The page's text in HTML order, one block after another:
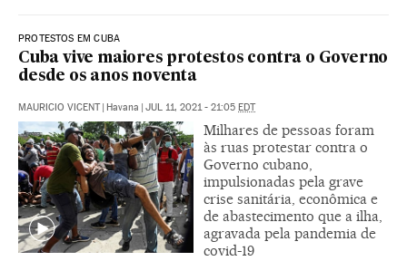
PROTESTOS EM CUBA
Cuba vive maiores protestos contra o Governo
desde os anos noventa
MAURICIO VICENT | Havana | JUL 11, 2021 - 21:05 EDT
Milhares de pessoas foram
às ruas protestar contra o
Governo cubano,
impulsionadas pela grave
crise sanitária, econômica e
de abastecimento que a ilha,
agravada pela pandemia de
covid-19